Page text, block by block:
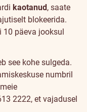
kaotanud, saate
blokeerida.
10 päeva jooksul
see kohe sulgeda.
numbril
2222, et vajadusel